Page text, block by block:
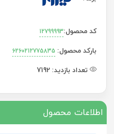
کد محصول:12799993
بارکد محصول: 6260212775835
تعداد بازدید: 7192
اطلاعات محصول